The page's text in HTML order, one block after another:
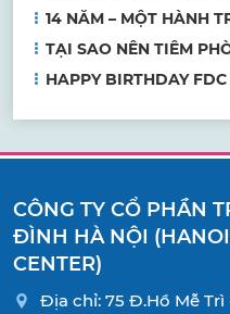
14 NĂM – MỘT HÀNH
TẠI SAO NÊN TIÊM
HAPPY BIRTHDAY FDC
CÔNG TY CỔ PHẦN
ĐÌNH HÀ NỘI
CENTER)
Địa chỉ: 75 Đ.Hồ Mễ Trì